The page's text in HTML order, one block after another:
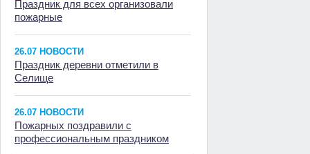
Праздник для всех организовали
пожарные
26.07 НОВОСТИ
Праздник деревни отметили в
Селище
26.07 НОВОСТИ
Пожарных поздравили с
профессиональным праздником